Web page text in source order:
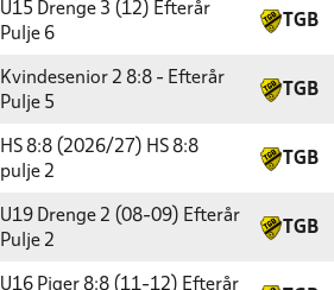
U15 Drenge 3 (12) Efterår
Pulje 6
TGB
Kvindesenior 2 8:8 - Efterår
Pulje 5
TGB
HS 8:8 (2026/27) HS 8:8
pulje 2
TGB
U19 Drenge 2 (08-09) Efterår
Pulje 2
TGB
U16 Piger 8:8 (11-12) Efterår